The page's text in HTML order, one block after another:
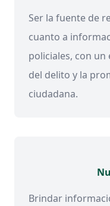
Ser la fuente de
cuanto a
policiales, con
del delito y la
ciudadana.
Brindar